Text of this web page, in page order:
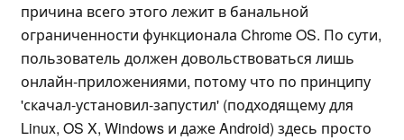
причина всего этого лежит в банальной
ограниченности функционала Chrome OS. По сути,
пользователь должен довольствоваться лишь
онлайн-приложениями, потому что по принципу
'скачал-установил-запустил' (подходящему для
Linux, OS X, Windows и даже Android) здесь просто